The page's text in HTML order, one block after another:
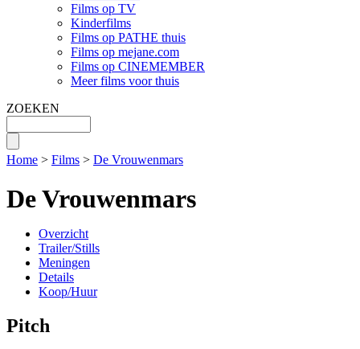
Films op TV
Kinderfilms
Films op PATHE thuis
Films op mejane.com
Films op CINEMEMBER
Meer films voor thuis
ZOEKEN
Home > Films > De Vrouwenmars
De Vrouwenmars
Overzicht
Trailer/Stills
Meningen
Details
Koop/Huur
Pitch